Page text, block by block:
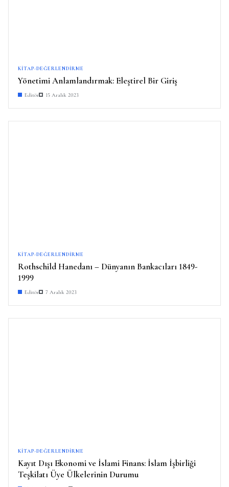
KITAP-DEĞERLENDIRME
Yönetimi Anlamlandırmak: Eleştirel Bir Giriş
Editör 15 Aralık 2023
KITAP-DEĞERLENDIRME
Rothschild Hanedanı – Dünyanın Bankacıları 1849-
1999
Editör 7 Aralık 2023
KITAP-DEĞERLENDIRME
Kayıt Dışı Ekonomi ve İslami Finans: İslam İşbirliği
Teşkilatı Üye Ülkelerinin Durumu